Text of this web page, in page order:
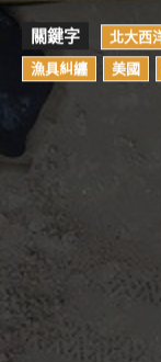
關鍵字 北大西
漁具糾纏
美國